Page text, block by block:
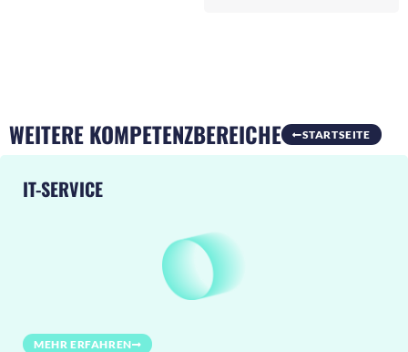
WEITERE KOMPETENZBEREICHE STARTSEITE
IT-SERVICE
MEHR ERFAHREN